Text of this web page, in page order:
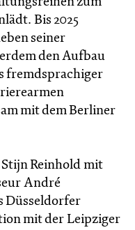
Bis 2025
seiner
den Aufbau
fremdsprachiger
mit dem Berliner
Reinhold mit
André
Düsseldorfer
mit der Leipziger